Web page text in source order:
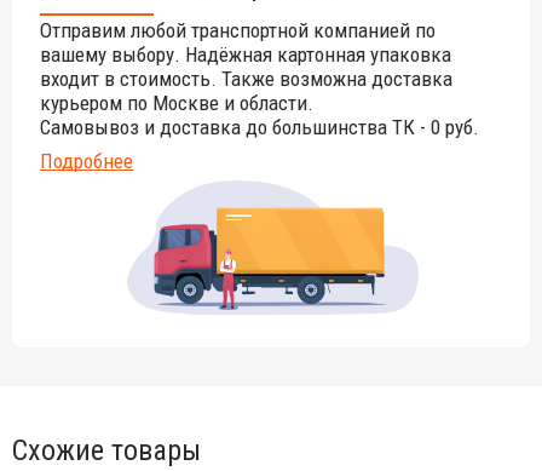
цвета данного изделия обращайтесь к нашим
менеджерам!
Отправим любой транспортной компанией по
вашему выбору. Надёжная картонная упаковка
входит в стоимость. Также возможна доставка
курьером по Москве и области.
Самовывоз и доставка до большинства ТК - 0 руб.
Подробнее
Схожие товары